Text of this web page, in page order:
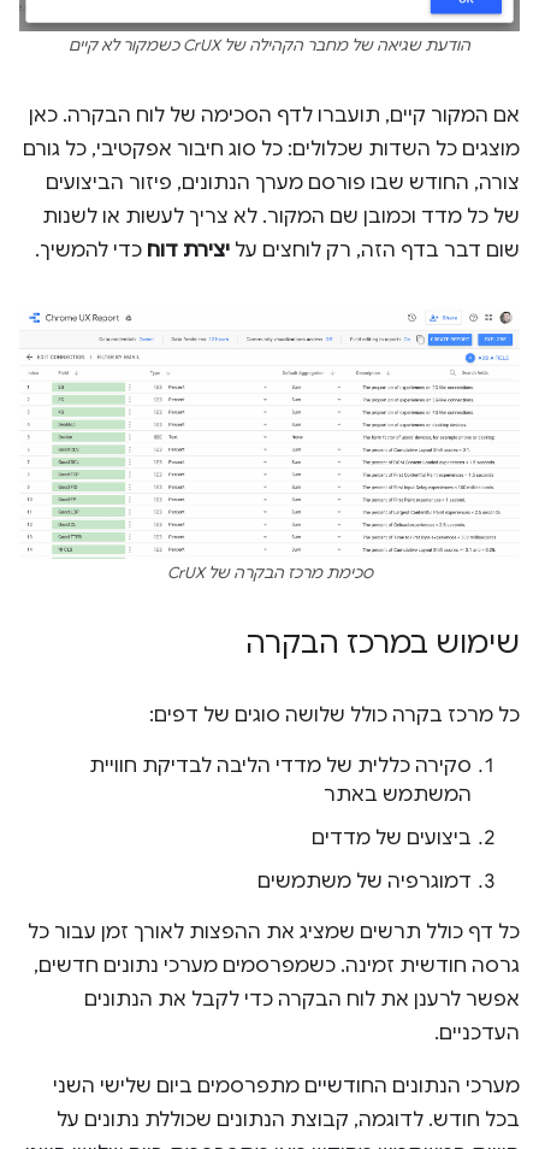
הודעת שגיאה של מחבר הקהילה של CrUX כשמקור לא קיים
אם המקור קיים, תועברו לדף הסכימה של לוח הבקרה. כאן
מוצגים כל השדות שכלולים: כל סוג חיבור אפקטיבי, כל גורם
צורה, החודש שבו פורסם מערך הנתונים, פיזור הביצועים
של כל מדד וכמובן שם המקור. לא צריך לעשות או לשנות
שום דבר בדף הזה, רק לוחצים על יצירת דוח כדי להמשיך.
סכימת מרכז הבקרה של CrUX
שימוש במרכז הבקרה
כל מרכז בקרה כולל שלושה סוגים של דפים:
סקירה כללית של מדדי הליבה לבדיקת חוויית
המשתמש באתר
ביצועים של מדדים
דמוגרפיה של משתמשים
כל דף כולל תרשים שמציג את ההפצות לאורך זמן עבור כל
גרסה חודשית זמינה. כשמפרסמים מערכי נתונים חדשים,
אפשר לרענן את לוח הבקרה כדי לקבל את הנתונים
העדכניים.
מערכי הנתונים החודשיים מתפרסמים ביום שלישי השני
בכל חודש. לדוגמה, קבוצת הנתונים שכוללת נתונים על